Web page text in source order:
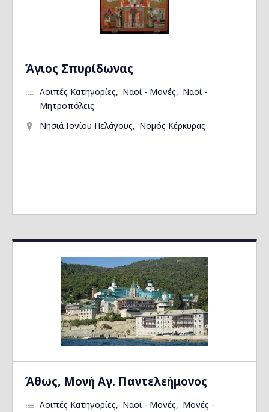
Άγιος Σπυρίδωνας
Λοιπές Κατηγορίες Ναοί - Μονές
Ναοί -
Μητροπόλεις
Νησιά Ιονίου Πελάγους
Νομός Κέρκυρας
Άθως, Μονή Αγ. Παντελεήμονος
Λοιπές Κατηγορίες Ναοί - Μονές
Μονές -